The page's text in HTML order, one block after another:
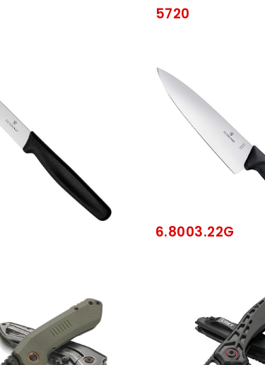
5720
6.8003.22G